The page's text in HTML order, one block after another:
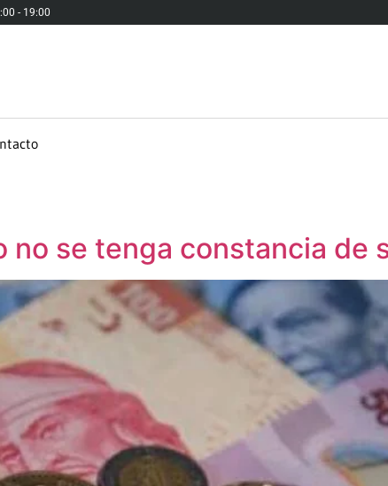
- 19:00
no se tenga constancia de